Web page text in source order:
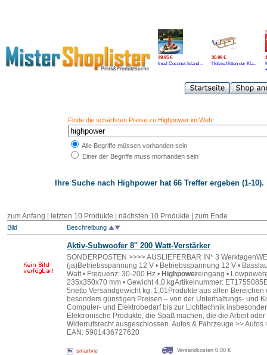
49.95 €
Insel Coconut-Island ..
36.99 €
Holzschlitten der Kla..
Finde die schärfsten Preise zu Highpower im Web!
Alle Begriffe müssen vorhanden sein
Einer der Begriffe muss morhanden sein
Ihre Suche nach Highpower hat 66 Treffer ergeben (1-10).
zum Anfang | letzten 10 Produkte | nächsten 10 Produkte zum Ende
Bild Beschreibung
Aktiv-Subwoofer 8'' 200 Watt-Verstärker
SONDERPOSTEN >>>> AUSLIEFERBAR IN* 3
(ja)Betriebsspannung 12 V • Betriebsspannung 12 V •
Watt • Frequenz: 30-200 Hz • Highpowereingang •
235x350x70 mm • Gewicht 4,0 kgArtikelnummer:
5netto Versandgewicht kg: 1,01Produkte aus allen
besonders günstigen Preisen – von der Unterhaltungs- und
Computer- und Elektrobedarf bis zur Lichttechnik
Elektronische Produkte, die Spaß machen, die die Arbeit
Widerrufsrecht ausgeschlossen. Autos & Fahrzeuge >>
EAN: 5901436727620
smartvie Versandkosten 0,00 €